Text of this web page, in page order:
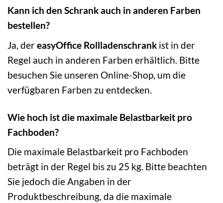
Kann ich den Schrank auch in anderen Farben
bestellen?
Ja, dereasyOffice Rollladenschrank ist in der
Regel auch in anderen Farben erhältlich. Bitte
besuchen Sie unseren Online-Shop, um die
verfügbaren Farben zu entdecken.
Wie hoch ist die maximale Belastbarkeit pro
Fachboden?
Die maximale Belastbarkeit pro Fachboden
beträgt in der Regel bis zu 25 kg. Bitte beachten
Sie jedoch die Angaben in der
Produktbeschreibung, da die maximale